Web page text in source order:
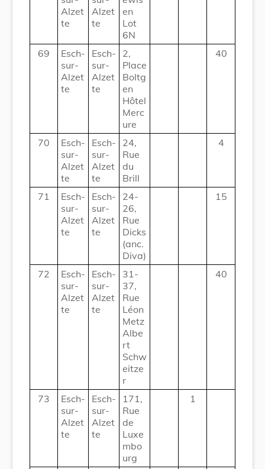
Alzet
te
Alzet
te
en
Lot
6N
69
Esch-
sur-
Alzet
te
Esch-
sur-
Alzet
te
2,
Place
Boltg
en
Hôtel
Merc
ure
40
70
Esch-
sur-
Alzet
te
Esch-
sur-
Alzet
te
24,
Rue
du
Brill
4
71
Esch-
sur-
Alzet
te
Esch-
sur-
Alzet
te
24-
26,
Rue
Dicks
(anc.
Diva)
15
72
Esch-
sur-
Alzet
te
Esch-
sur-
Alzet
te
31-
37,
Rue
Léon
Metz
Albe
rt
Schw
eitze
r
40
73
Esch-
sur-
Alzet
te
Esch-
sur-
Alzet
te
171,
Rue
de
Luxe
mbo
urg
1